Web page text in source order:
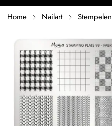
Home Nailart Stempelen